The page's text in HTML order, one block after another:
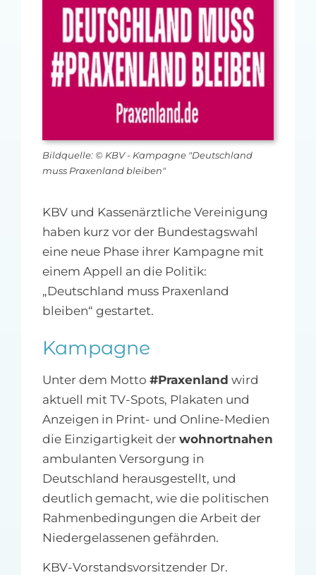
MFA-heute Newsletter-Anmeldung
Über uns
Ihre Werbung auf MFA-heute.de
nach:Bildquelle: © KBV - Kampagne "Deutschland
muss Praxenland bleiben"
KBV und Kassenärztliche Vereinigung
haben kurz vor der Bundestagswahl
eine neue Phase ihrer Kampagne mit
einem Appell an die Politik:
„Deutschland muss Praxenland
bleiben“ gestartet.
Kampagne
Unter dem Motto #Praxenland wird
aktuell mit TV-Spots, Plakaten und
Anzeigen in Print- und Online-Medien
die Einzigartigkeit der wohnortnahen
ambulanten Versorgung in
Deutschland herausgestellt, und
deutlich gemacht, wie die politischen
Rahmenbedingungen die Arbeit der
Niedergelassenen gefährden.
KBV-Vorstandsvorsitzender Dr.